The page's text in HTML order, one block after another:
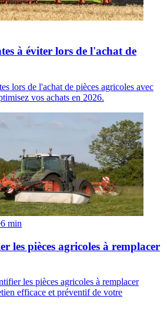
à éviter lors de l'achat de
lors de l'achat de pièces agricoles avec
vos achats en 2026.
6 min
les pièces agricoles à remplacer
les pièces agricoles à remplacer
efficace et préventif de votre